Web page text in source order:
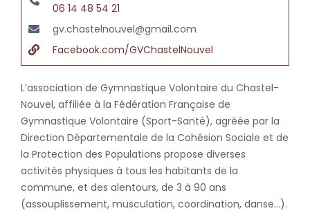
L’association de Gymnastique Volontaire du Chastel-
Nouvel, affiliée à la Fédération Française de
Gymnastique Volontaire (Sport-Santé), agréée par la
Direction Départementale de la Cohésion Sociale et de
la Protection des Populations propose diverses
activités physiques à tous les habitants de la
commune, et des alentours, de 3 à 90 ans
(assouplissement, musculation, coordination, danse…).
06 14 48 54 21
gv.chastelnouvel@gmail.com
Facebook.com/GVChastelNouvel